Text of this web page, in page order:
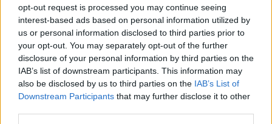
opt-out request is processed you may continue seeing
interest-based ads based on personal information utilized by
us or personal information disclosed to third parties prior to
your opt-out. You may separately opt-out of the further
disclosure of your personal information by third parties on the
IAB’s list of downstream participants. This information may
also be disclosed by us to third parties on the IAB’s List of
Downstream Participants that may further disclose it to other
A Tisza gyűlése Kecskeméten, 2026. március 17.